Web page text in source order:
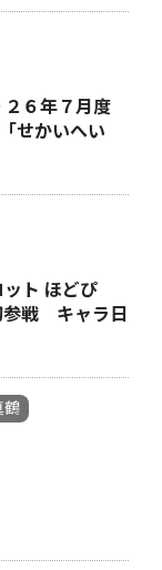
６年７月度
せかいへい
ト ほどぴ
戦 キャラ日
鶴